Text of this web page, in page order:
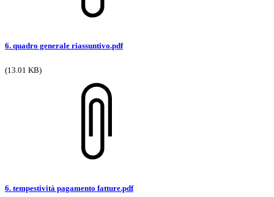
6. quadro generale riassuntivo.pdf
(13.01 KB)
6. tempestività pagamento fatture.pdf